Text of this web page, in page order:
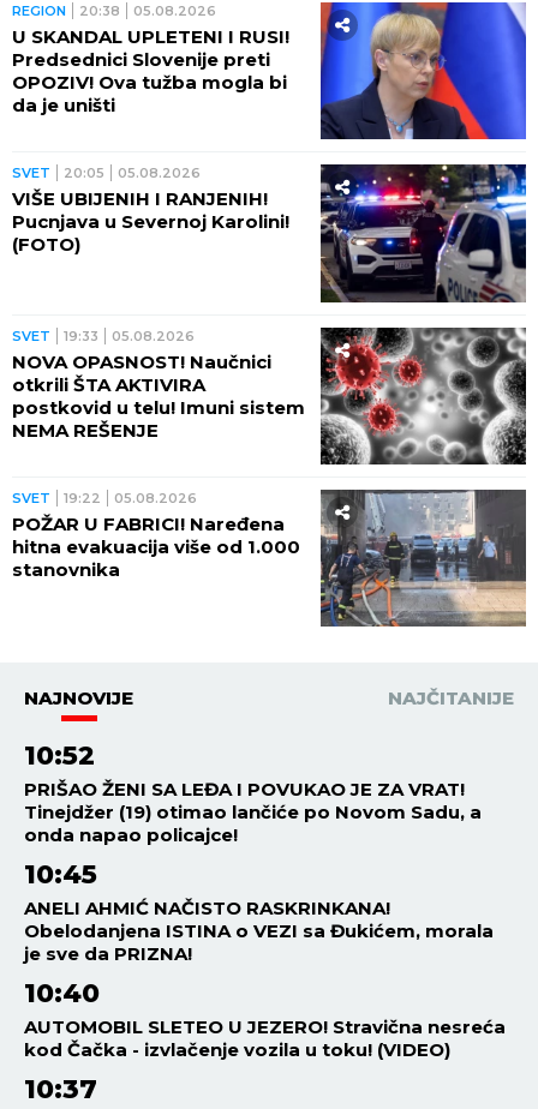
REGION 20:38 05.08.2026
U SKANDAL UPLETENI I RUSI!
Predsednici Slovenije preti
OPOZIV! Ova tužba mogla bi
da je uništi
SVET 20:05 05.08.2026
VIŠE UBIJENIH I RANJENIH!
Pucnjava u Severnoj Karolini!
(FOTO)
SVET 19:33 05.08.2026
NOVA OPASNOST! Naučnici
otkrili ŠTA AKTIVIRA
postkovid u telu! Imuni sistem
NEMA REŠENJE
SVET 19:22 05.08.2026
POŽAR U FABRICI! Naređena
hitna evakuacija više od 1.000
stanovnika
NAJNOVIJE NAJČITANIJE
10:52
PRIŠAO ŽENI SA LEĐA I POVUKAO JE ZA VRAT!
Tinejdžer (19) otimao lančiće po Novom Sadu, a
onda napao policajce!
10:45
ANELI AHMIĆ NAČISTO RASKRINKANA!
Obelodanjena ISTINA o VEZI sa Đukićem, morala
je sve da PRIZNA!
10:40
AUTOMOBIL SLETEO U JEZERO! Stravična nesreća
kod Čačka - izvlačenje vozila u toku! (VIDEO)
10:37